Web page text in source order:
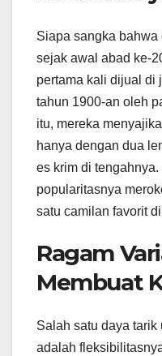
Siapa sangka bahwa
sejak awal abad ke-
pertama kali dijual di
tahun 1900-an oleh
itu, mereka
hanya dengan dua
es krim di
popularitasnya
satu camilan favorit
Ragam
Membuat
Salah satu daya
adalah